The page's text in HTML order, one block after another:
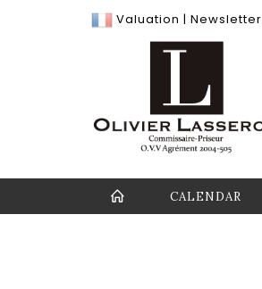
Valuation | Newsletter
CALENDAR